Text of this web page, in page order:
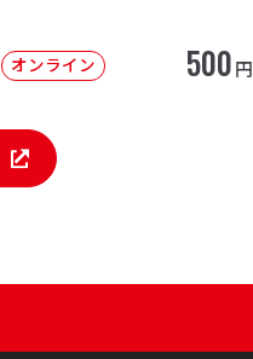
オンライン 500円